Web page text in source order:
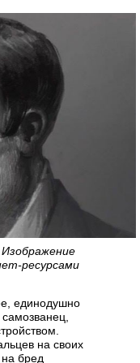
ресурсами
единодушно
на своих
бред